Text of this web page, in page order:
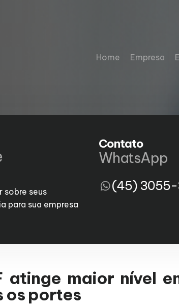
Home Empresa
sobre seus
para sua empresa
Contato
WhatsApp
(45)
maior nível
os portes